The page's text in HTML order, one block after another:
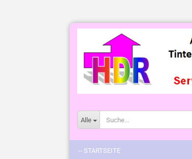
Alle
-- STARTSEITE